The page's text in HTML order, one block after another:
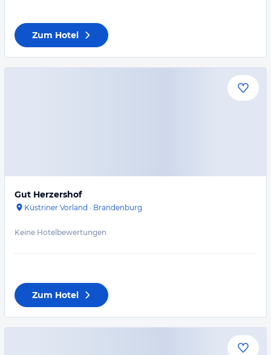
Zum Hotel
Gut Herzershof
Küstriner Vorland · Brandenburg
Keine Hotelbewertungen
Zum Hotel